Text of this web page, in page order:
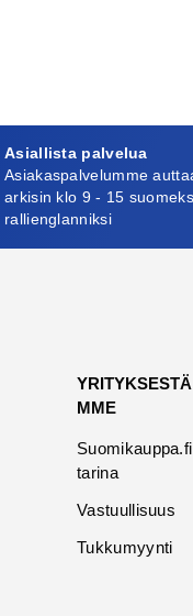
Asiallista palvelua
Asiakaspalvelumme
arkisin klo 9 - 15
rallienglanniksi
YRITYKSESTÄ
MME
Suomikauppa.fi
tarina
Vastuullisuus
Tukkumyynti